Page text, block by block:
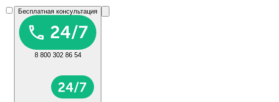
Бесплатная консультация
8 800 302 86 54